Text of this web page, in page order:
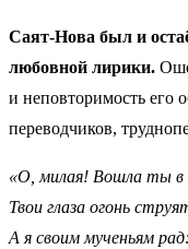
Саят-Нова был и
любовной лирики.
и неповторимость его
переводчиков,
«О, милая! Вошла ты в
Твои глаза огонь
А я своим мученьям